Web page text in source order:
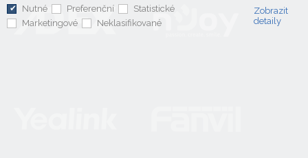
Nutné Preferenční
Statistické
Marketingové
Neklasifikované
Zobrazit
detaily